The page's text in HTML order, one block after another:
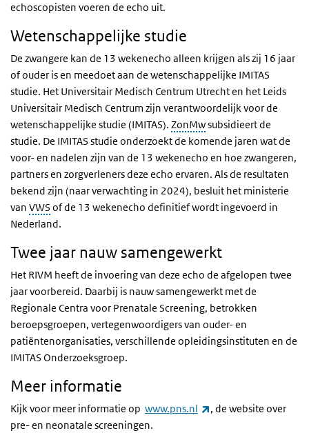
echoscopisten voeren de echo uit.
Wetenschappelijke studie
De zwangere kan de 13 wekenecho alleen krijgen als zij 16 jaar
of ouder is en meedoet aan de wetenschappelijke IMITAS
studie. Het Universitair Medisch Centrum Utrecht en het Leids
Universitair Medisch Centrum zijn verantwoordelijk voor de
wetenschappelijke studie (IMITAS). ZonMwsubsidieert de
studie. De IMITAS studie onderzoekt de komende jaren wat de
voor- en nadelen zijn van de 13 wekenecho en hoe zwangeren,
partners en zorgverleners deze echo ervaren. Als de resultaten
bekend zijn (naar verwachting in 2024), besluit het ministerie
van VWS of de 13 wekenecho definitief wordt ingevoerd in
Nederland.
Twee jaar nauw samengewerkt
Het RIVM heeft de invoering van deze echo de afgelopen twee
jaar voorbereid. Daarbij is nauw samengewerkt met de
Regionale Centra voor Prenatale Screening, betrokken
beroepsgroepen, vertegenwoordigers van ouder- en
patiëntenorganisaties, verschillende opleidingsinstituten en de
IMITAS Onderzoeksgroep.
Meer informatie
Kijk voor meer informatie op www.pns.nl (externe link)
, de website over
pre- en neonatale screeningen.